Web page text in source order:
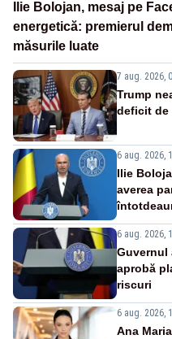
Ilie Bolojan, mesaj pe
energetică: premierul
măsurile luate
7 aug. 2026,
Trump
deficit de
6 aug. 2026,
Ilie
averea
6 aug. 2026,
Guvernul
aprobă
riscuri
6 aug. 2026,
Ana